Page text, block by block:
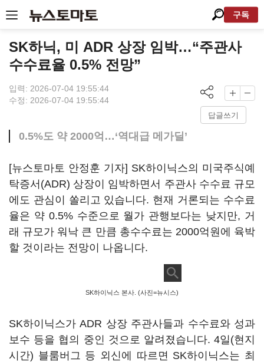
구독
SK하닉, 미 ADR 상장 임박…“주관사
수수료율 0.5% 전망”
입력: 2026-07-04 19:55:44
수정: 2026-07-04 19:55:44
답글쓰기
0.5%도 약 2000억…‘역대급 메가딜’
[뉴스토마토 안정훈 기자] SK하이닉스의 미국주식예
탁증서(ADR) 상장이 임박하면서 주관사 수수료 규모
에도 관심이 쏠리고 있습니다. 현재 거론되는 수수료
율은 약 0.5% 수준으로 월가 관행보다는 낮지만, 거
래 규모가 워낙 큰 만큼 총수수료는 2000억원에 육박
할 것이라는 전망이 나옵니다.
SK하이닉스 본사. (사진=뉴시스)
SK하이닉스가 ADR 상장 주관사들과 수수료와 성과
보수 등을 협의 중인 것으로 알려졌습니다. 4일(현지
시간) 블룸버그 등 외신에 따르면 SK하이닉스는 최